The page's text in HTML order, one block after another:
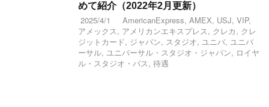
めて紹介（2022年2月更新）
2025/4/1 AmericanExpress, AMEX, USJ, VIP,
アメックス, アメリカンエキスプレス, クレカ, クレ
ジットカード, ジャパン, スタジオ, ユニバ, ユニバ
ーサル, ユニバーサル・スタジオ・ジャパン, ロイヤ
ル・スタジオ・パス, 待遇